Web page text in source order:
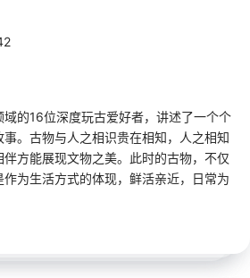
的16位深度玩古爱好者，讲述了一个个
。古物与人之相识贵在相知，人之相知
方能展现文物之美。此时的古物，不仅
为生活方式的体现，鲜活亲近，日常为